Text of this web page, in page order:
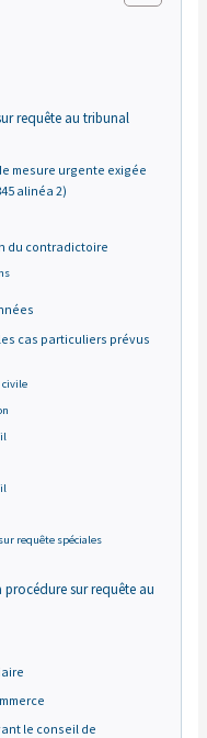
requête au tribunal
mesure urgente exigée
alinéa 2)
du contradictoire
cas particuliers prévus
civile
requête spéciales
sur requête au
le conseil de